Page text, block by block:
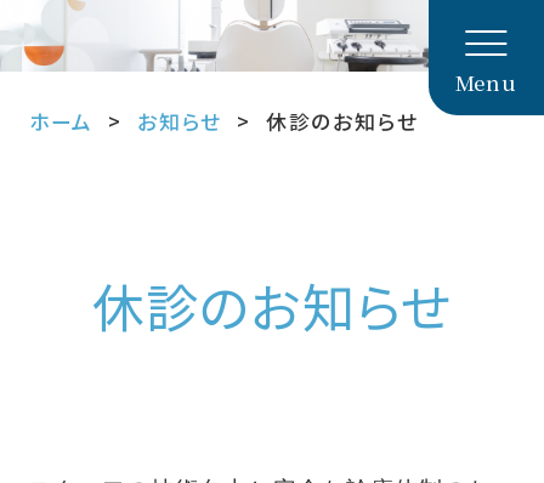
Menu
ホーム
お知らせ 休診のお知らせ
休診のお知らせ